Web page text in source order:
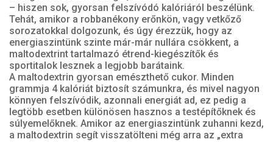
– hiszen sok, gyorsan felszívódó kalóriáról beszélünk.
Tehát, amikor a robbanékony erőnkön, vagy vetkőző
sorozatokkal dolgozunk, és úgy érezzük, hogy az
energiaszintünk szinte már-már nullára csökkent, a
maltodextrint tartalmazó étrend-kiegészítők és
sportitalok lesznek a legjobb barátaink.
A maltodextrin gyorsan emészthető cukor. Minden
grammja 4 kalóriát biztosít számunkra, és mivel nagyon
könnyen felszívódik, azonnali energiát ad, ez pedig a
legtöbb esetben különösen hasznos a testépítőknek és
súlyemelőknek. Amikor az energiaszintünk zuhanni kezd,
a maltodextrin segít visszatölteni még arra az „extra